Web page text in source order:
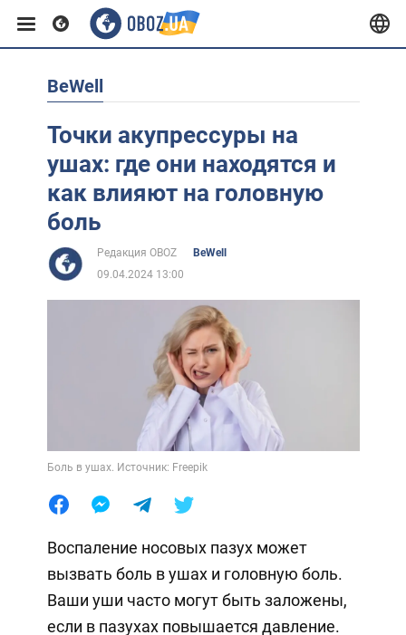
Европа
США
Азия
Африка
BeWell
Точки акупрессуры на
ушах: где они находятся и
как влияют на головную
боль
Редакция OBOZ
BeWell
09.04.2024 13:00
Боль в ушах. Источник: Freepik
Воспаление носовых пазух может
вызвать боль в ушах и головную боль.
Ваши уши часто могут быть заложены,
если в пазухах повышается давление.